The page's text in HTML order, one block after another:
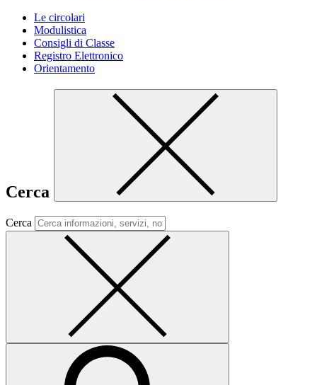
Le circolari
Modulistica
Consigli di Classe
Registro Elettronico
Orientamento
Cerca
Cerca